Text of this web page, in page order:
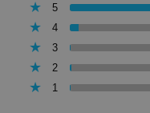
5
4
3
2
1